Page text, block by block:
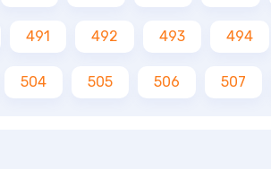
491 492 493 494
504 505 506 507